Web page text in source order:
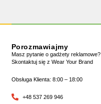
Porozmawiajmy
Masz pytanie o gadżety reklamowe?
Skontaktuj się z Wear Your Brand
Obsługa Klienta: 8:00 – 18:00
+48 537 269 946